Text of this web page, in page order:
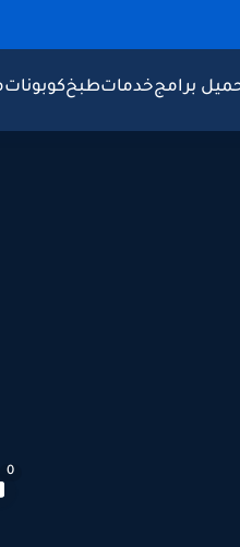
برامجخدماتطبخكوبونات
0